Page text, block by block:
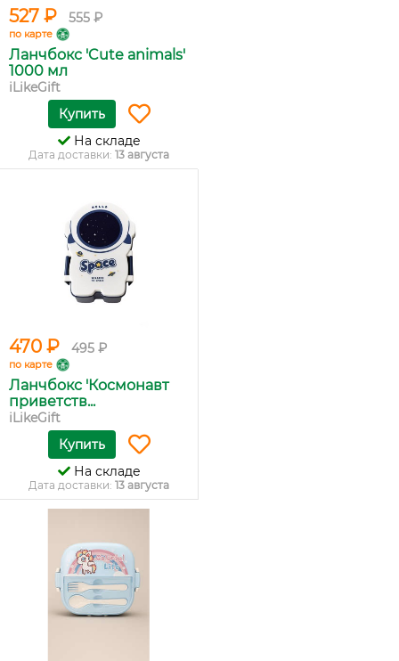
527 ₽ 555 ₽
по карте
Ланчбокс 'Cute animals'
1000 мл
iLikeGift
Купить
На складе
Дата доставки: 13 августа
470 ₽ 495 ₽
по карте
Ланчбокс 'Космонавт
приветств...
iLikeGift
Купить
На складе
Дата доставки: 13 августа